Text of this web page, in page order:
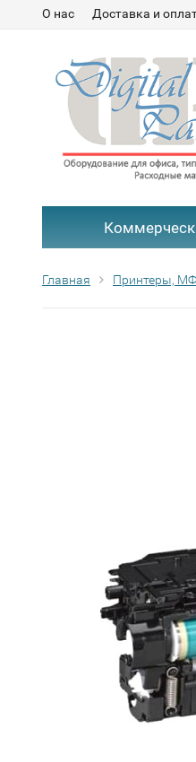
О нас Доставка и
Главная Принтеры,